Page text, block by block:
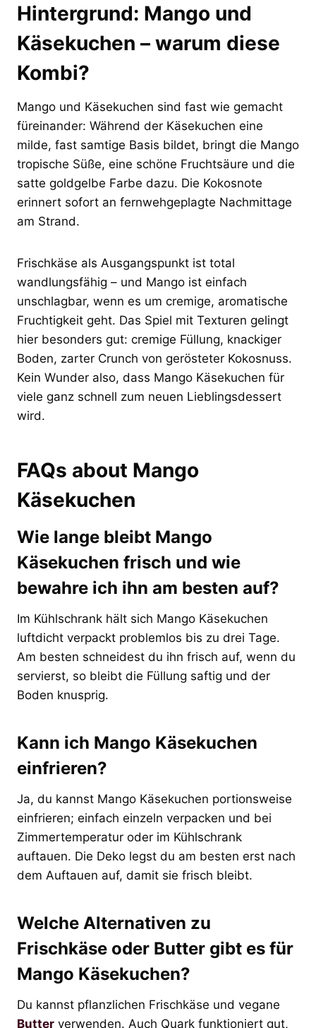
Hintergrund: Mango und
Käsekuchen – warum diese
Kombi?
Mango und Käsekuchen sind fast wie gemacht
füreinander: Während der Käsekuchen eine
milde, fast samtige Basis bildet, bringt die Mango
tropische Süße, eine schöne Fruchtsäure und die
satte goldgelbe Farbe dazu. Die Kokosnote
erinnert sofort an fernwehgeplagte Nachmittage
am Strand.
Frischkäse als Ausgangspunkt ist total
wandlungsfähig – und Mango ist einfach
unschlagbar, wenn es um cremige, aromatische
Fruchtigkeit geht. Das Spiel mit Texturen gelingt
hier besonders gut: cremige Füllung, knackiger
Boden, zarter Crunch von gerösteter Kokosnuss.
Kein Wunder also, dass Mango Käsekuchen für
viele ganz schnell zum neuen Lieblingsdessert
wird.
FAQs about Mango
Käsekuchen
Wie lange bleibt Mango
Käsekuchen frisch und wie
bewahre ich ihn am besten auf?
Im Kühlschrank hält sich Mango Käsekuchen
luftdicht verpackt problemlos bis zu drei Tage.
Am besten schneidest du ihn frisch auf, wenn du
servierst, so bleibt die Füllung saftig und der
Boden knusprig.
Kann ich Mango Käsekuchen
einfrieren?
Ja, du kannst Mango Käsekuchen portionsweise
einfrieren; einfach einzeln verpacken und bei
Zimmertemperatur oder im Kühlschrank
auftauen. Die Deko legst du am besten erst nach
dem Auftauen auf, damit sie frisch bleibt.
Welche Alternativen zu
Frischkäse oder Butter gibt es für
Mango Käsekuchen?
Du kannst pflanzlichen Frischkäse und vegane
Butter verwenden. Auch Quark funktioniert gut,